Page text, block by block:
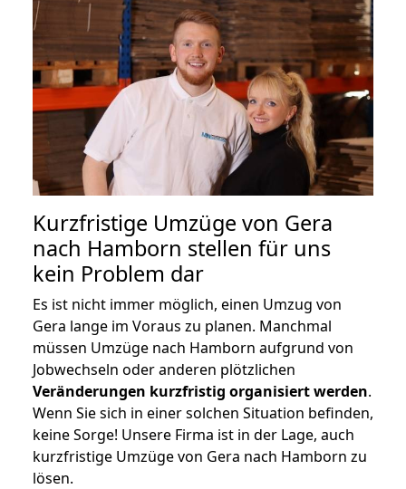
Kurzfristige Umzüge von Gera
nach Hamborn stellen für uns
kein Problem dar
Es ist nicht immer möglich, einen Umzug von
Gera lange im Voraus zu planen. Manchmal
müssen Umzüge nach Hamborn aufgrund von
Jobwechseln oder anderen plötzlichen
Veränderungen kurzfristig organisiert werden.
Wenn Sie sich in einer solchen Situation befinden,
keine Sorge! Unsere Firma ist in der Lage, auch
kurzfristige Umzüge von Gera nach Hamborn zu
lösen.